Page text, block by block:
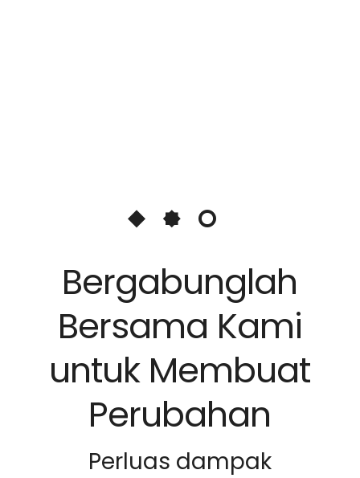
Bergabunglah
Bersama Kami
untuk Membuat
Perubahan
Perluas dampak